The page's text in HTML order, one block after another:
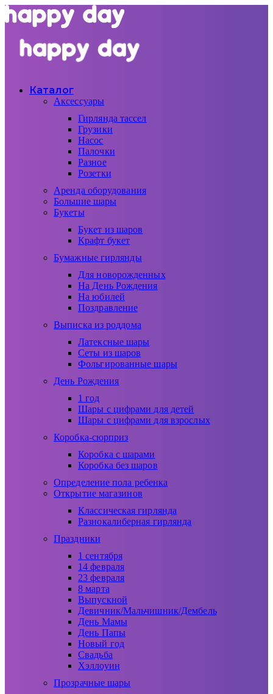
Каталог
Аксессуары
Гирлянда тассел
Грузики
Насос
Палочки
Разное
Розетки
Аренда оборудования
Большие шары
Букеты
Букет из шаров
Крафт букет
Бумажные гирлянды
Для новорожденных
На День Рождения
На юбилей
Поздравление
Выписка из роддома
Латексные шары
Сеты из шаров
Фольгированные шары
День Рождения
1 год
Шары с цифрами для детей
Шары с цифрами для взрослых
Коробка-сюрприз
Коробка с шарами
Коробка без шаров
Определение пола ребенка
Открытие магазинов
Классическая гирлянда
Разнокалиберная гирлянда
Праздники
1 сентября
14 февраля
23 февраля
8 марта
Выпускной
Девичник/Мальчишник/Дембель
День Мамы
День Папы
Новый год
Свадьба
Хэллоуин
Прозрачные шары